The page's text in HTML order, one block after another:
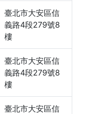
臺北市大安區信
義路4段279號8
樓
臺北市大安區信
義路4段279號8
樓
臺北市大安區信